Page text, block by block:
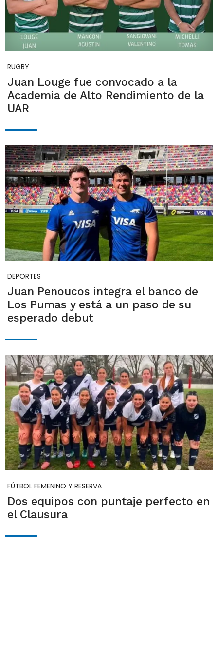
RUGBY
Juan Louge fue convocado a la
Academia de Alto Rendimiento de la
UAR
DEPORTES
Juan Penoucos integra el banco de
Los Pumas y está a un paso de su
esperado debut
FÚTBOL FEMENINO Y RESERVA
Dos equipos con puntaje perfecto en
el Clausura